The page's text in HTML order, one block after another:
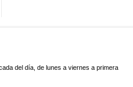
del día, de lunes a viernes a primera